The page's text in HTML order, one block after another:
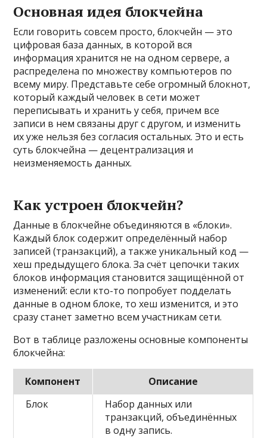
Основная идея блокчейна
Если говорить совсем просто, блокчейн — это
цифровая база данных, в которой вся
информация хранится не на одном сервере, а
распределена по множеству компьютеров по
всему миру. Представьте себе огромный блокнот,
который каждый человек в сети может
переписывать и хранить у себя, причем все
записи в нем связаны друг с другом, и изменить
их уже нельзя без согласия остальных. Это и есть
суть блокчейна — децентрализация и
неизменяемость данных.
Как устроен блокчейн?
Данные в блокчейне объединяются в «блоки».
Каждый блок содержит определённый набор
записей (транзакций), а также уникальный код —
хеш предыдущего блока. За счёт цепочки таких
блоков информация становится защищённой от
изменений: если кто-то попробует подделать
данные в одном блоке, то хеш изменится, и это
сразу станет заметно всем участникам сети.
Вот в таблице разложены основные компоненты
блокчейна:
Компонент
Описание
Блок
Набор данных или
транзакций, объединённых
в одну запись.